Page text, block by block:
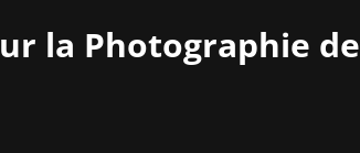
la Photographie de